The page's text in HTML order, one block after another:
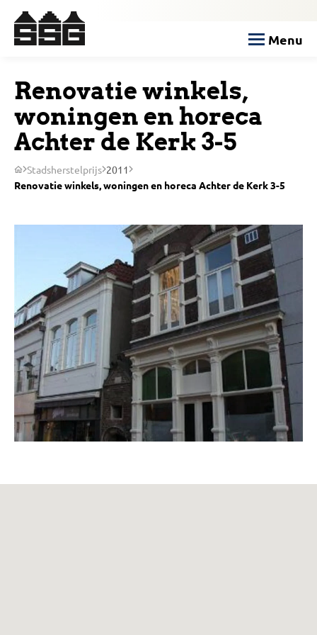
Menu
Renovatie winkels,
woningen en horeca
Achter de Kerk 3-5
Stadsherstelprijs 2011
Renovatie winkels, woningen en horeca Achter de Kerk 3-5